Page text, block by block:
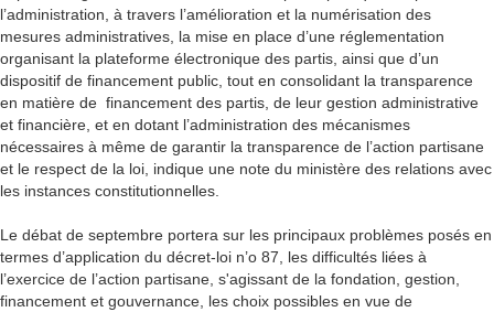
l’administration, à travers l’amélioration et la numérisation des
mesures administratives, la mise en place d’une réglementation
organisant la plateforme électronique des partis, ainsi que d’un
dispositif de financement public, tout en consolidant la transparence
en matière de financement des partis, de leur gestion administrative
et financière, et en dotant l’administration des mécanismes
nécessaires à même de garantir la transparence de l’action partisane
et le respect de la loi, indique une note du ministère des relations avec
les instances constitutionnelles.
Le débat de septembre portera sur les principaux problèmes posés en
termes d’application du décret-loi n’o 87, les difficultés liées à
l’exercice de l’action partisane, s'agissant de la fondation, gestion,
financement et gouvernance, les choix possibles en vue de